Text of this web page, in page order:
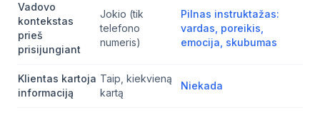
Vadovo
kontekstas
prieš
prisijungiant
Jokio (tik
telefono
numeris)
Pilnas instruktažas:
vardas, poreikis,
emocija, skubumas
Klientas kartoja
informaciją
Taip, kiekvieną
kartą
Niekada